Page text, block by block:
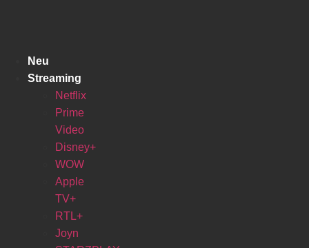
Neu
Streaming
Netflix
Prime
Video
Disney+
WOW
Apple
TV+
RTL+
Joyn